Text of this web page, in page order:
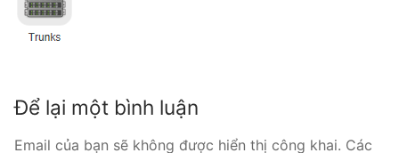
Tổng đài VoIP Yeastar S50
Tổng đài VoIP Yeastar S100
Để lại một bình luận
Email của bạn sẽ không được hiển thị công khai. Các